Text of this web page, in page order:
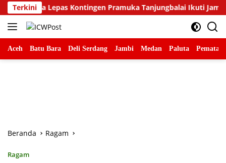
Langsung
ke
konten
Terkini
Lepas Kontingen Pramuka Tanjungbalai Ikuti Jamnas XII di
Aceh Batu Bara Deli Serdang Jambi Medan Paluta
Beranda Ragam
Ragam